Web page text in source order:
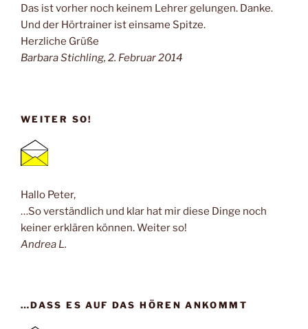
Das ist vorher noch keinem Lehrer gelungen. Danke.
Und der Hörtrainer ist einsame Spitze.
Herzliche Grüße
Barbara Stichling, 2. Februar 2014
WEITER SO!
Hallo Peter,
…So verständlich und klar hat mir diese Dinge noch
keiner erklären können. Weiter so!
Andrea L.
…DASS ES AUF DAS HÖREN ANKOMMT